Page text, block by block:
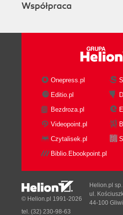
Współpraca
Onepress.pl
Editio.pl
Bezdroza.pl
Videopoint.pl
Czytalisek.pl
Biblio.Ebookpoint.pl
© Helion.pl 1991-2026
Helion.pl sp.
ul.
44-100
tel. (32) 230-98-63